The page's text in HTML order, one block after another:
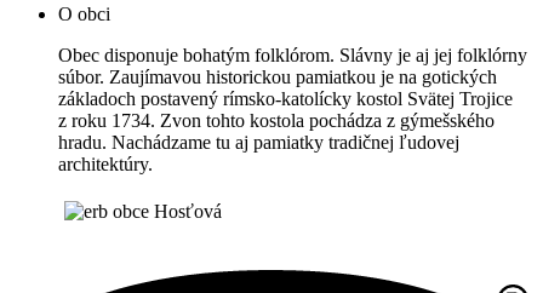
O obci
Obec disponuje bohatým folklórom. Slávny je aj jej folklórny
súbor. Zaujímavou historickou pamiatkou je na gotických
základoch postavený rímsko-katolícky kostol Svätej Trojice
z roku 1734. Zvon tohto kostola pochádza z gýmešského
hradu. Nachádzame tu aj pamiatky tradičnej ľudovej
architektúry.